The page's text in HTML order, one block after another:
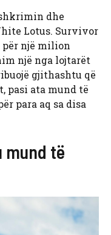
dhe
Lotus. Survivor
një milion
një nga lojtarët
gjithashtu që
pasi ata mund të
para aq sa disa
mund të